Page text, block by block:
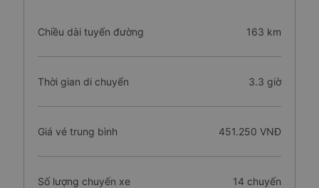
Chiều dài tuyến đường 163 km
Thời gian di chuyển 3.3 giờ
Giá vé trung bình 451.250 VNĐ
Số lượng chuyến xe 14 chuyến